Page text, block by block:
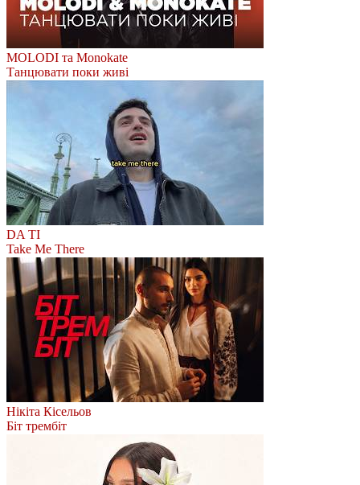
MOLODI та Monokate
Танцювати поки живі
DA TI
Take Me There
Нікіта Кісельов
Біт трембіт